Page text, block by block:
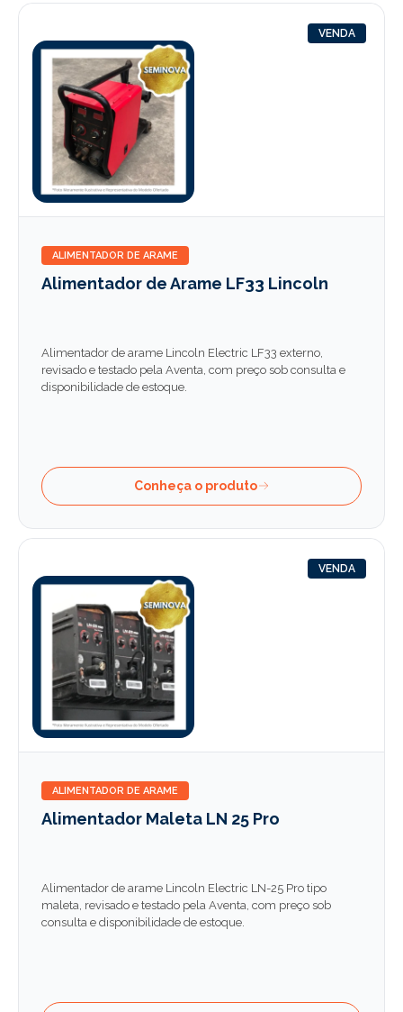
VENDA
ALIMENTADOR DE ARAME
Alimentador de Arame LF33 Lincoln
Alimentador de arame Lincoln Electric LF33 externo,
revisado e testado pela Aventa, com preço sob consulta e
disponibilidade de estoque.
Conheça o produto
VENDA
ALIMENTADOR DE ARAME
Alimentador Maleta LN 25 Pro
Alimentador de arame Lincoln Electric LN-25 Pro tipo
maleta, revisado e testado pela Aventa, com preço sob
consulta e disponibilidade de estoque.